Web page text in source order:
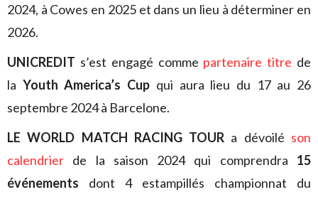
2024, à Cowes en 2025 et dans un lieu à déterminer en
2026.
UNICREDIT s’est engagé comme partenaire titre de
la Youth America’s Cup qui aura lieu du 17 au 26
septembre 2024 à Barcelone.
LE WORLD MATCH RACING TOUR a dévoilé son
calendrier de la saison 2024 qui comprendra 15
événements dont 4 estampillés championnat du